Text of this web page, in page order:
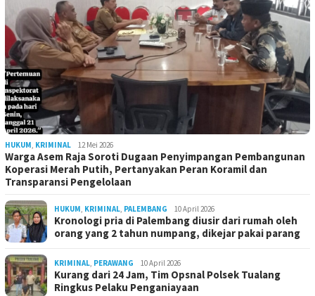
HUKUM, KRIMINAL 12 Mei 2026
Warga Asem Raja Soroti Dugaan Penyimpangan Pembangunan
Koperasi Merah Putih, Pertanyakan Peran Koramil dan
Transparansi Pengelolaan
HUKUM, KRIMINAL, PALEMBANG 10 April 2026
Kronologi pria di Palembang diusir dari rumah oleh
orang yang 2 tahun numpang, dikejar pakai parang
KRIMINAL, PERAWANG 10 April 2026
Kurang dari 24 Jam, Tim Opsnal Polsek Tualang
Ringkus Pelaku Penganiayaan